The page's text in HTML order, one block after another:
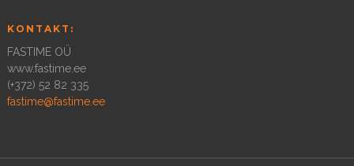
KONTAKT:
FASTIME OÜ
www.fastime.ee
(+372) 52 82 335
fastime@fastime.ee